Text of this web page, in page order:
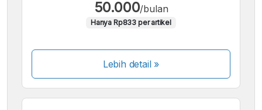
50.000/bulan
Hanya Rp833 per artikel
Lebih detail »